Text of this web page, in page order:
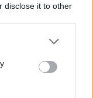
disclose it to other